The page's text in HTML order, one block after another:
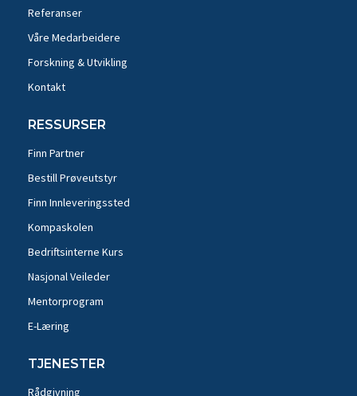
Referanser
Våre Medarbeidere
Forskning & Utvikling
Kontakt
RESSURSER
Finn Partner
Bestill Prøveutstyr
Finn Innleveringssted
Kompaskolen
Bedriftsinterne Kurs
Nasjonal Veileder
Mentorprogram
E-Læring
TJENESTER
Rådgivning